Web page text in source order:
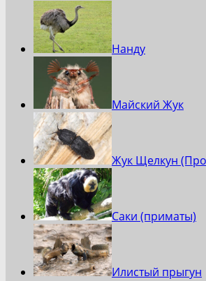
Нанду
Майский Жук
Жук Щелкун
Саки (приматы)
Илистый прыгун